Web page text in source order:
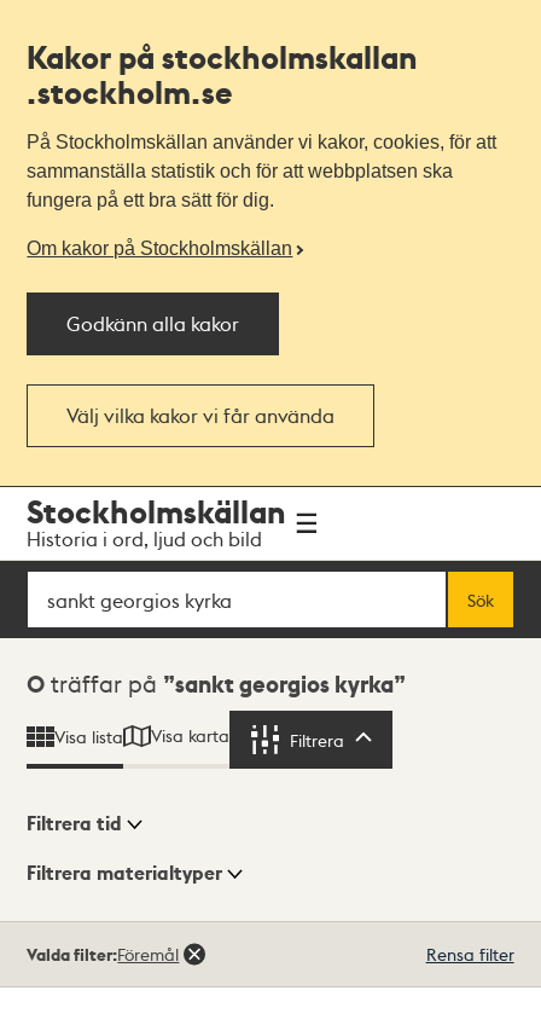
Kakor på stockholmskallan
.stockholm.se
På Stockholmskällan använder vi kakor, cookies, för att
sammanställa statistik och för att webbplatsen ska
fungera på ett bra sätt för dig.
Om kakor på Stockholmskällan
Godkänn alla kakor
Välj vilka kakor vi får använda
navigationen
huvudinnehållet
Stockholmskällan
Historia i ord, ljud och bild
Sök
Sök
Sökresultat
0 träffar på sankt georgios kyrka
Visa lista Visa karta Filtrera
Visningsläge
Filtrera tid
Filtrera materialtyper
träffar
Valda filter:Föremål Rensa filter